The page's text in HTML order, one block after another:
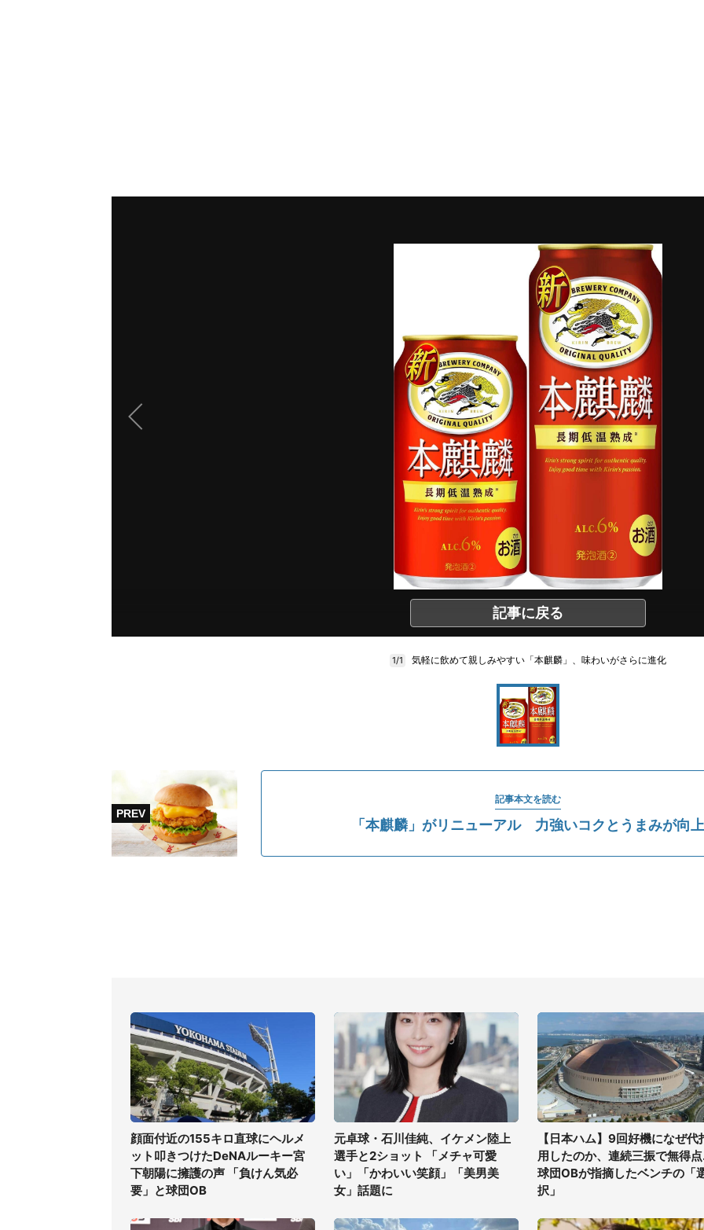
記事に戻る
1/1 気軽に飲めて親しみやすい「本麒麟」、味わいがさらに進化
記事本文を読む
「本麒麟」がリニューアル 力強いコクとうまみが向上
顔面付近の155キロ直球にヘルメ
ット叩きつけたDeNAルーキー宮
下朝陽に擁護の声 「負けん気必
要」と球団OB
元卓球・石川佳純、イケメン陸上
選手と2ショット 「メチャ可愛
い」「かわいい笑顔」「美男美
女」話題に
【日本ハム】9回好機になぜ代
用したのか、連続三振で無得
球団OBが指摘したベンチの「
択」